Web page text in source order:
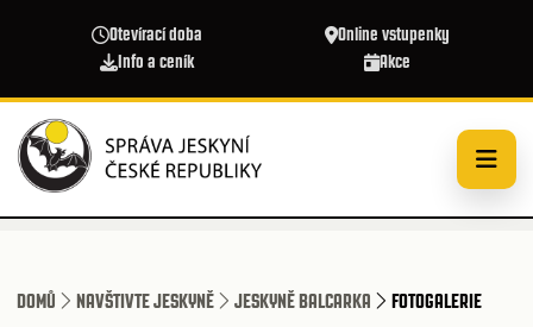
Otevírací doba
Online vstupenky
Info a ceník
Akce
DOMŮ NAVŠTIVTE JESKYNĚ JESKYNĚ BALCARKA FOTOGALERIE